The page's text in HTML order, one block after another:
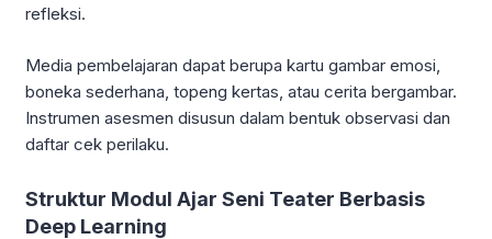
refleksi.
Media pembelajaran dapat berupa kartu gambar emosi,
boneka sederhana, topeng kertas, atau cerita bergambar.
Instrumen asesmen disusun dalam bentuk observasi dan
daftar cek perilaku.
Struktur Modul Ajar Seni Teater Berbasis
Deep Learning